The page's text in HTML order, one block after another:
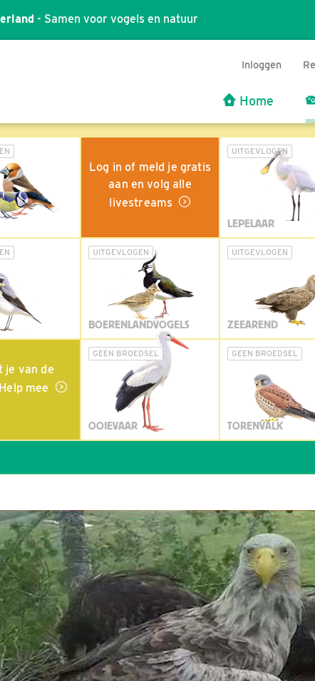
- Samen voor vogels en natuur
Inloggen
Home
Log in of meld je gratis
aan en volg alle
livestreams
UITGEVLOGEN
LEPELAAR
UITGEVLOGEN
BOERENLANDVOGELS
UITGEVLOGEN
ZEEAREND
je van de
mee
GEEN BROEDSEL
OOIEVAAR
GEEN BROEDSEL
TORENVALK